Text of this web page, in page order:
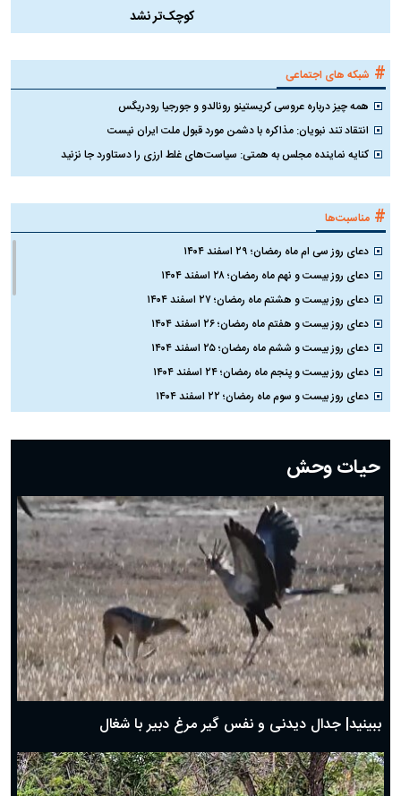
کوچک‌تر نشد
# شبکه های اجتماعی
همه چیز درباره عروسی کریستینو رونالدو و جورجیا رودریگس
انتقاد تند نبویان: مذاکره با دشمن مورد قبول ملت ایران نیست
کنایه نماینده مجلس به همتی: سیاست‌های غلط ارزی را دستاورد جا نزنید
# مناسبت‌ها
دعای روز سی ام ماه رمضان؛ ۲۹ اسفند ۱۴۰۴
دعای روز بیست و نهم ماه رمضان؛ ۲۸ اسفند ۱۴۰۴
دعای روز بیست و هشتم ماه رمضان؛ ۲۷ اسفند ۱۴۰۴
دعای روز بیست و هفتم ماه رمضان؛ ۲۶ اسفند ۱۴۰۴
دعای روز بیست و ششم ماه رمضان؛ ۲۵ اسفند ۱۴۰۴
دعای روز بیست و پنجم ماه رمضان؛ ۲۴ اسفند ۱۴۰۴
دعای روز بیست و سوم ماه رمضان؛ ۲۲ اسفند ۱۴۰۴
دعای روز بیستم ماه رمضان؛ ۱۹ اسفند ۱۴۰۴
دعای روز هشتم ماه مبارک رمضان؛ ۷ اسفند ماه ۱۴۰۴
دعای روز هفتم ماه رمضان؛ ۶ اسفند ۱۴۰۴
دعای روز ششم ماه رمضان؛ ۵ اسفند ۱۴۰۴
دعای روز پنجم ماه رمضان؛ ۴ اسفند ۱۴۰۴
دعای روز چهارم ماه مبارک رمضان؛ ۳ اسفند ۱۴۰۴
دعای روز سوم ماه مبارک رمضان؛ ۱۴ اسفند ۱۴۰۴
دعای روز دوم ماه مبارک رمضان ۱ اسفند ماه ۱۴۰۴
دعای روز اول ماه مبارک رمضان، ۳۰ بهمن ۱۴۰۴
حضرت زینب(س) چگونه از دنیا رفت؟
بهترین پیامک تبریک روز پدر ۱۴۰۴؛ جملات زیبا و صمیمانه
حیات وحش
ببینید| جدال دیدنی و نفس گیر مرغ دبیر با شغال